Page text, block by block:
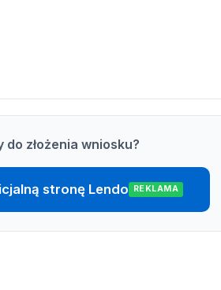
do złożenia wniosku?
stronę Lendo REKLAMA